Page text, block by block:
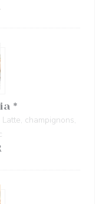
*
champignons,